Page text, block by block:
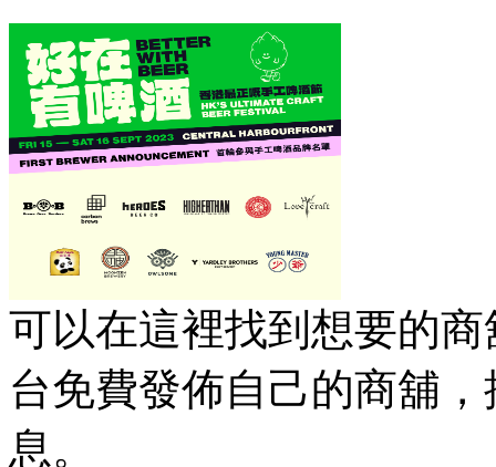
可以在這裡找到想要的商
台免費發佈自己的商舖
息。